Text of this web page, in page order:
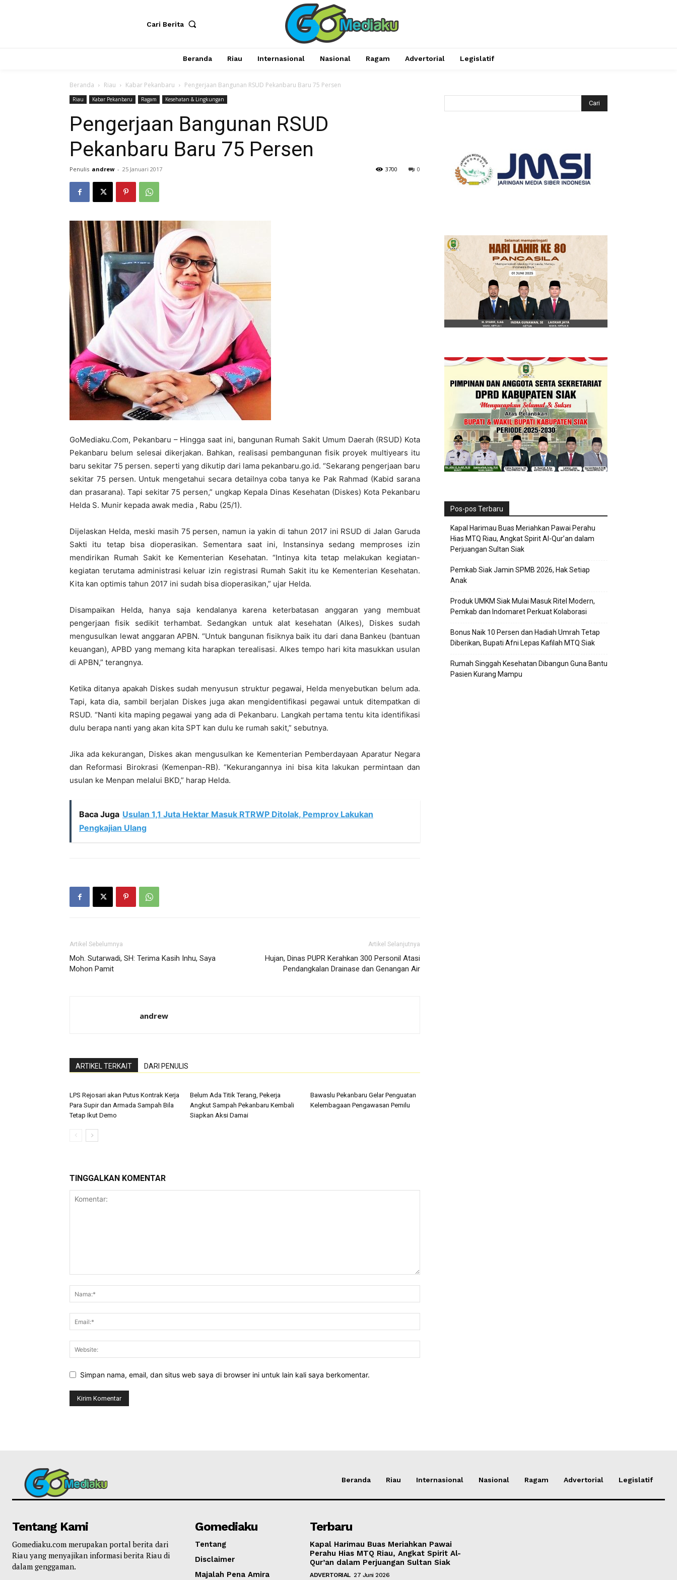
Cari Berita
Beranda Riau Internasional Nasional Ragam Advertorial Legislatif
Beranda Riau Kabar Pekanbaru Pengerjaan Bangunan RSUD Pekanbaru Baru 75 Persen
Riau Kabar Pekanbaru Ragam Kesehatan & Lingkungan
Pengerjaan Bangunan RSUD
Pekanbaru Baru 75 Persen
Penulis andrew - 25 Januari 2017 0
3700
GoMediaku.Com, Pekanbaru – Hingga saat ini, bangunan Rumah Sakit Umum Daerah (RSUD) Kota
Pekanbaru belum selesai dikerjakan. Bahkan, realisasi pembangunan fisik proyek multiyears itu
baru sekitar 75 persen. seperti yang dikutip dari lama pekanbaru.go.id. “Sekarang pengerjaan baru
sekitar 75 persen. Untuk mengetahui secara detailnya coba tanya ke Pak Rahmad (Kabid sarana
dan prasarana). Tapi sekitar 75 persen,” ungkap Kepala Dinas Kesehatan (Diskes) Kota Pekanbaru
Helda S. Munir kepada awak media , Rabu (25/1).
Dijelaskan Helda, meski masih 75 persen, namun ia yakin di tahun 2017 ini RSUD di Jalan Garuda
Sakti itu tetap bisa dioperasikan. Sementara saat ini, Instansinya sedang memproses izin
mendirikan Rumah Sakit ke Kementerian Kesehatan. “Intinya kita tetap melakukan kegiatan-
kegiatan terutama administrasi keluar izin registrasi Rumah Sakit itu ke Kementerian Kesehatan.
Kita kan optimis tahun 2017 ini sudah bisa dioperasikan,” ujar Helda.
Disampaikan Helda, hanya saja kendalanya karena keterbatasan anggaran yang membuat
pengerjaan fisik sedikit terhambat. Sedangkan untuk alat kesehatan (Alkes), Diskes sudah
mengusulkan lewat anggaran APBN. “Untuk bangunan fisiknya baik itu dari dana Bankeu (bantuan
keuangan), APBD yang memang kita harapkan terealisasi. Alkes tempo hari kita masukkan usulan
di APBN,” terangnya.
Ketika ditanya apakah Diskes sudah menyusun struktur pegawai, Helda menyebutkan belum ada.
Tapi, kata dia, sambil berjalan Diskes juga akan mengidentifikasi pegawai untuk ditempatkan di
RSUD. “Nanti kita maping pegawai yang ada di Pekanbaru. Langkah pertama tentu kita identifikasi
dulu berapa nanti yang akan kita SPT kan dulu ke rumah sakit,” sebutnya.
Jika ada kekurangan, Diskes akan mengusulkan ke Kementerian Pemberdayaan Aparatur Negara
dan Reformasi Birokrasi (Kemenpan-RB). “Kekurangannya ini bisa kita lakukan permintaan dan
usulan ke Menpan melalui BKD,” harap Helda.
Baca Juga Usulan 1,1 Juta Hektar Masuk RTRWP Ditolak, Pemprov Lakukan
Pengkajian Ulang
Artikel Sebelumnya
Moh. Sutarwadi, SH: Terima Kasih Inhu, Saya
Mohon Pamit
Artikel Selanjutnya
Hujan, Dinas PUPR Kerahkan 300 Personil Atasi
Pendangkalan Drainase dan Genangan Air
andrew
ARTIKEL TERKAIT DARI PENULIS
LPS Rejosari akan Putus Kontrak Kerja
Para Supir dan Armada Sampah Bila
Tetap Ikut Demo
Belum Ada Titik Terang, Pekerja
Angkut Sampah Pekanbaru Kembali
Siapkan Aksi Damai
Bawaslu Pekanbaru Gelar Penguatan
Kelembagaan Pengawasan Pemilu
TINGGALKAN KOMENTAR
Simpan nama, email, dan situs web saya di browser ini untuk lain kali saya berkomentar.
Pos-pos Terbaru
Kapal Harimau Buas Meriahkan Pawai Perahu
Hias MTQ Riau, Angkat Spirit Al-Qur’an dalam
Perjuangan Sultan Siak
Pemkab Siak Jamin SPMB 2026, Hak Setiap
Anak
Produk UMKM Siak Mulai Masuk Ritel Modern,
Pemkab dan Indomaret Perkuat Kolaborasi
Bonus Naik 10 Persen dan Hadiah Umrah Tetap
Diberikan, Bupati Afni Lepas Kafilah MTQ Siak
Rumah Singgah Kesehatan Dibangun Guna Bantu
Pasien Kurang Mampu
Beranda Riau Internasional Nasional Ragam Advertorial Legislatif
Tentang Kami
Gomediaku.com merupakan portal berita dari
Riau yang menyajikan informasi berita Riau di
dalam genggaman.
Gomediaku
Tentang
Disclaimer
Majalah Pena Amira
Terbaru
Kapal Harimau Buas Meriahkan Pawai
Perahu Hias MTQ Riau, Angkat Spirit Al-
Qur’an dalam Perjuangan Sultan Siak
ADVERTORIAL 27 Juni 2026